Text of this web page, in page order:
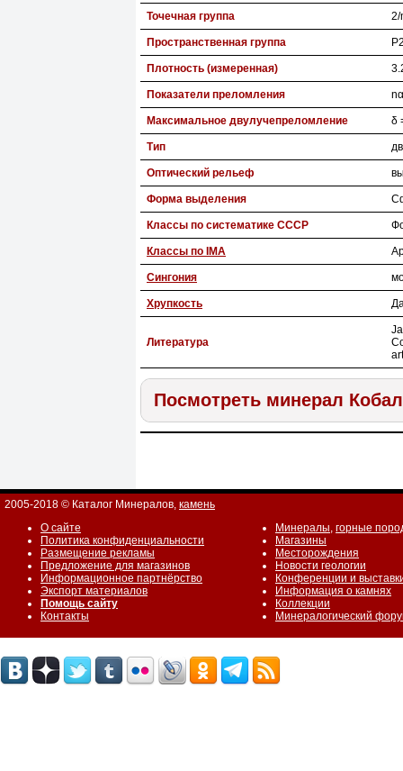
Точечная группа 2/
Пространственная группа
Плотность (измеренная)
Показатели преломления
Максимальное двулучепреломление δ
Тип
Оптический рельеф
Форма выделения
Классы по систематике СССР
Классы по IMA
Сингония
Хрупкость
Литература
Посмотреть минерал
2005-2018 © Каталог Минералов, камень
О сайте
Политика конфиденциальности
Размещение рекламы
Предложение для магазинов
Информационное партнёрство
Экспорт материалов
Помощь сайту
Контакты
Минералы, горные
Магазины
Месторождения
Новости геологии
Конференции и
Информация о камнях
Коллекции
Минералогический